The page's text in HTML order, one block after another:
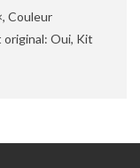
Couleur
Oui, Kit